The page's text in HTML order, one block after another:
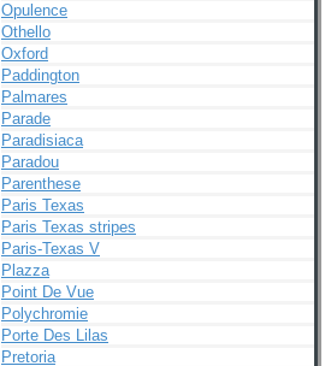
Opulence
Othello
Oxford
Paddington
Palmares
Parade
Paradisiaca
Paradou
Parenthese
Paris Texas
Paris Texas stripes
Paris-Texas V
Plazza
Point De Vue
Polychromie
Porte Des Lilas
Pretoria